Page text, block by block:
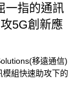
一指的通訊
5G創新應
移遠通信)
組快速助攻下的